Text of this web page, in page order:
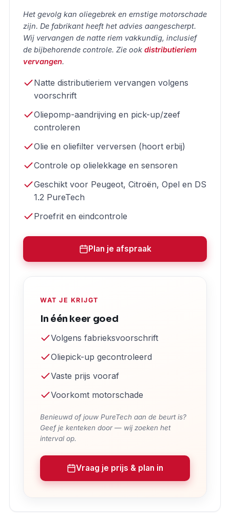
Het gevolg kan oliegebrek en ernstige motorschade
zijn. De fabrikant heeft het advies aangescherpt.
Wij vervangen de natte riem vakkundig, inclusief
de bijbehorende controle. Zie ook distributieriem
vervangen.
Natte distributieriem vervangen volgens
voorschrift
Oliepomp-aandrijving en pick-up/zeef
controleren
Olie en oliefilter verversen (hoort erbij)
Controle op olielekkage en sensoren
Geschikt voor Peugeot, Citroën, Opel en DS
1.2 PureTech
Proefrit en eindcontrole
Plan je afspraak
WAT JE KRIJGT
In één keer goed
Volgens fabrieksvoorschrift
Oliepick-up gecontroleerd
Vaste prijs vooraf
Voorkomt motorschade
Benieuwd of jouw PureTech aan de beurt is?
Geef je kenteken door — wij zoeken het
interval op.
Vraag je prijs & plan in